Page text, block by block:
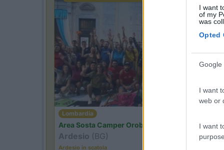
I want
of my
was
Opted
Google
I want
web or
I want
Lombardia
Area Sosta Camper Orobie
Ardesio (BG)
Ardesio in scatola